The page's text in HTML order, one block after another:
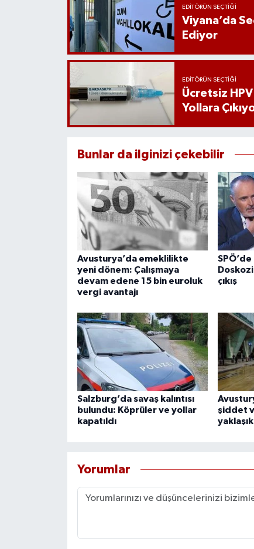
EDITÖRÜN SEÇTIĞI
Viyana’da
Ediyor
EDITÖRÜN SEÇTIĞI
Ücretsiz
Yollara
Bunlar da ilginizi çekebilir
Avusturya’da emeklilikte
yeni dönem: Çalışmaya
devam edene 15 bin euroluk
vergi avantajı
çıkış
Salzburg’da savaş kalıntısı
bulundu: Köprüler ve yollar
kapatıldı
şiddet
Yorumlar